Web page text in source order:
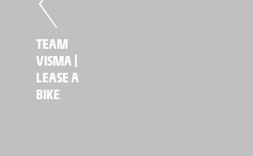
TEAM
VISMA |
LEASE A
BIKE